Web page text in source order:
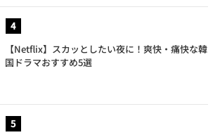
【Netflix】スカッとしたい夜に！爽快・痛快な韓
国ドラマおすすめ5選